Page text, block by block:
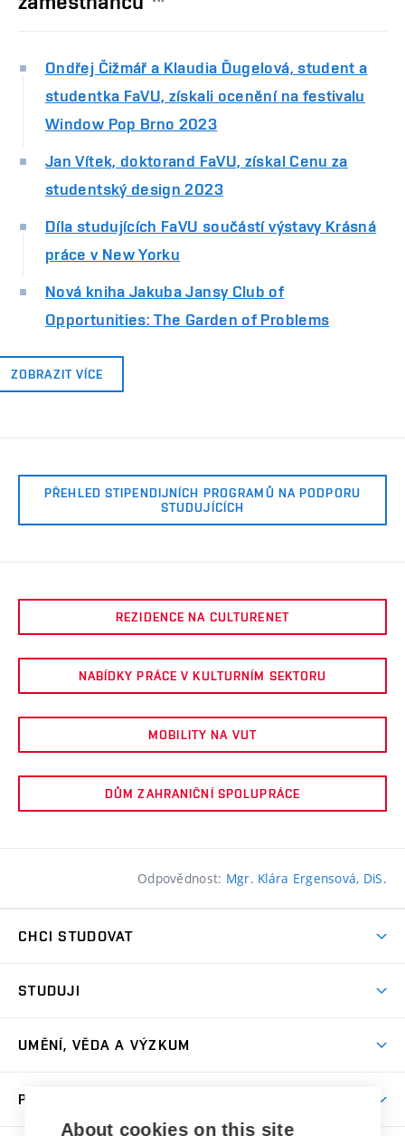
Ondřej Čižmář a Klaudia Ďugelová, student a
studentka FaVU, získali ocenění na festivalu
Window Pop Brno 2023
Jan Vítek, doktorand FaVU, získal Cenu za
studentský design 2023
Díla studujících FaVU součástí výstavy Krásná
práce v New Yorku
Nová kniha Jakuba Jansy Club of
Opportunities: The Garden of Problems
ZOBRAZIT VÍCE
PŘEHLED STIPENDIJNÍCH PROGRAMŮ NA PODPORU
STUDUJÍCÍCH
REZIDENCE NA CULTURENET
NABÍDKY PRÁCE V KULTURNÍM SEKTORU
MOBILITY NA VUT
DŮM ZAHRANIČNÍ SPOLUPRÁCE
Odpovědnost: Mgr. Klára Ergensová, DiS.
CHCI STUDOVAT
Přijímačky
Dny otevřených dveří
Přípravné kurzy
STUDUJI
Časový plán studia
Studijní předpisy a formuláře
UMĚNÍ, VĚDA A VÝZKUM
PRO VEŘEJNOST
About cookies on this site